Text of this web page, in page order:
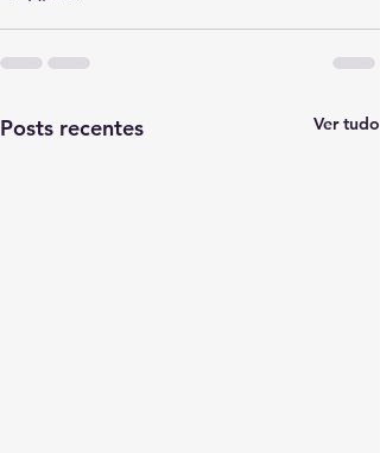
Posts recentes Ver tudo